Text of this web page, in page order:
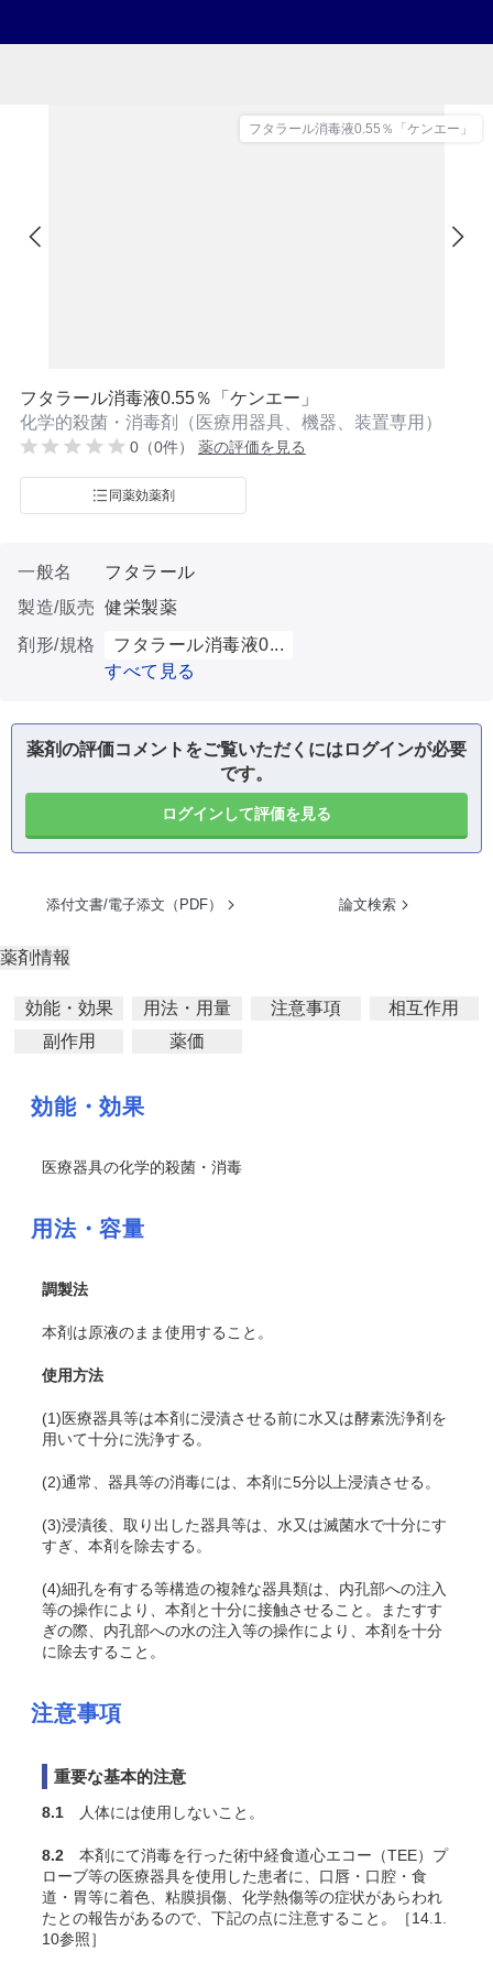
フタラール消毒液0.55％「ケンエー」
フタラール消毒液0.55％「ケンエー」
化学的殺菌・消毒剤（医療用器具、機器、装置専用）
0（0件） 薬の評価を見る
同薬効薬剤
一般名
フタラール
製造/販売 健栄製薬
剤形/規格
フタラール消毒液0...
すべて見る
薬剤の評価コメントをご覧いただくにはログインが必要
です。
ログインして評価を見る
添付文書/電子添文（PDF） 論文検索
薬剤情報
効能・効果 用法・用量 注意事項
相互作用
副作用
薬価
効能・効果
医療器具の化学的殺菌・消毒
用法・容量
調製法
本剤は原液のまま使用すること。
使用方法
(1)医療器具等は本剤に浸漬させる前に水又は酵素洗浄剤を
用いて十分に洗浄する。
(2)通常、器具等の消毒には、本剤に5分以上浸漬させる。
(3)浸漬後、取り出した器具等は、水又は滅菌水で十分にす
すぎ、本剤を除去する。
(4)細孔を有する等構造の複雑な器具類は、内孔部への注入
等の操作により、本剤と十分に接触させること。またすす
ぎの際、内孔部への水の注入等の操作により、本剤を十分
に除去すること。
注意事項
重要な基本的注意
8.1 人体には使用しないこと。
8.2 本剤にて消毒を行った術中経食道心エコー（TEE）プ
ローブ等の医療器具を使用した患者に、口唇・口腔・食
道・胃等に着色、粘膜損傷、化学熱傷等の症状があらわれ
たとの報告があるので、下記の点に注意すること。［14.1.
10参照］